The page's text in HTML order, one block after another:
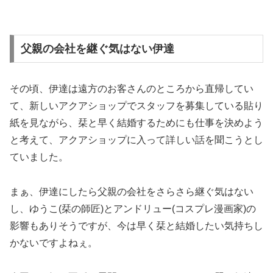
父親の会社を継ぐ気はない伊達
その頃、伊達は遠方のお客さんのところから直帰してい
て、新しいアクアショップでスタッフを募集している貼り
紙を見ながら、栞と早く結婚するためにも仕事を決めよう
と考えて、アクアショップに入って詳しい話を聞こうとし
ていました。
まぁ、伊達にしたら父親の会社をさらさら継ぐ気はない
し、ゆうこ(栞の師匠)とアンドリュー(コスプレ漫画家)の
影響もありそうですが、今は早く栞と結婚したい気持ちし
かないですよねぇ。